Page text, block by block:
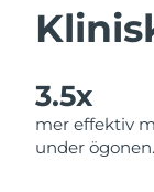
3.5x
mer effektiv
under ögonen.
Mexiko
Nya Zeeland